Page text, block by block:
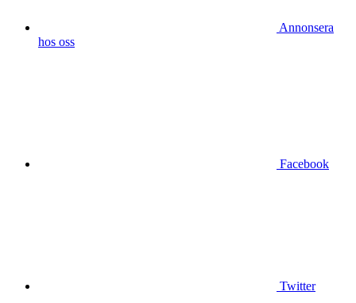
Annonsera
hos oss
Facebook
Twitter